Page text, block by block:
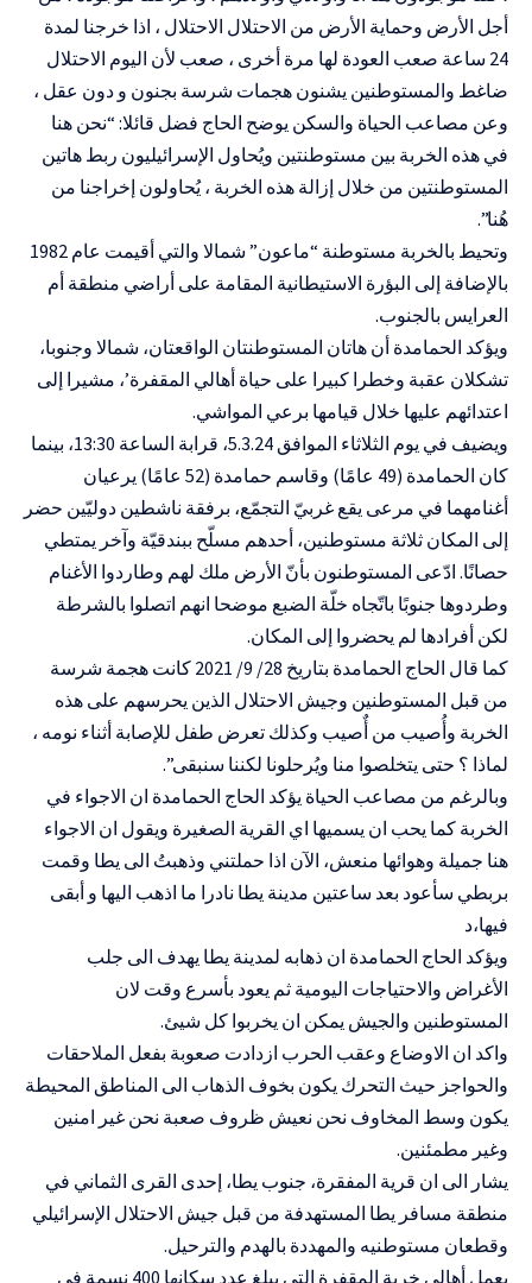
أجل الأرض وحماية الأرض من الاحتلال الاحتلال ، اذا خرجنا لمدة
24 ساعة صعب العودة لها مرة أخرى ، صعب لأن اليوم الاحتلال
ضاغط والمستوطنين يشنون هجمات شرسة بجنون و دون عقل ،
وعن مصاعب الحياة والسكن يوضح الحاج فضل قائلا: “نحن هنا
في هذه الخربة بين مستوطنتين ويُحاول الإسرائيليون ربط هاتين
المستوطنتين من خلال إزالة هذه الخربة ، يُحاولون إخراجنا من
هُنا”.
وتحيط بالخربة مستوطنة “ماعون” شمالا والتي أقيمت عام 1982
بالإضافة إلى البؤرة الاستيطانية المقامة على أراضي منطقة أم
العرايس بالجنوب.
ويؤكد الحمامدة أن هاتان المستوطنتان الواقعتان، شمالا وجنوبا،
تشكلان عقبة وخطرا كبيرا على حياة أهالي المقفرة’، مشيرا إلى
اعتدائهم عليها خلال قيامها برعي المواشي.
ويضيف في يوم الثلاثاء الموافق 5.3.24، قرابة الساعة 13:30، بينما
كان الحمامدة (49 عامًا) وقاسم حمامدة (52 عامًا) يرعيان
أغنامهما في مرعى يقع غربيّ التجمّع، برفقة ناشطين دوليّين حضر
إلى المكان ثلاثة مستوطنين، أحدهم مسلّح ببندقيّة وآخر يمتطي
حصانًا. ادّعى المستوطنون بأنّ الأرض ملك لهم وطاردوا الأغنام
وطردوها جنوبًا باتّجاه خلّة الضبع موضحا انهم اتصلوا بالشرطة
لكن أفرادها لم يحضروا إلى المكان.
كما قال الحاج الحمامدة بتاريخ 28/ 9/ 2021 كانت هجمة شرسة
من قبل المستوطنين وجيش الاحتلال الذين يحرسهم على هذه
الخربة وأُصيب من أٌصيب وكذلك تعرض طفل للإصابة أثناء نومه ،
لماذا ؟ حتى يتخلصوا منا ويُرحلونا لكننا سنبقى”.
وبالرغم من مصاعب الحياة يؤكد الحاج الحمامدة ان الاجواء في
الخربة كما يحب ان يسميها اي القرية الصغيرة ويقول ان الاجواء
هنا جميلة وهوائها منعش، الآن اذا حملتني وذهبتُ الى يطا وقمت
بربطي سأعود بعد ساعتين مدينة يطا نادرا ما اذهب اليها و أبقى
فيها،د
ويؤكد الحاج الحمامدة ان ذهابه لمدينة يطا يهدف الى جلب
الأغراض والاحتياجات اليومية ثم يعود بأسرع وقت لان
المستوطنين والجيش يمكن ان يخربوا كل شيئ.
واكد ان الاوضاع وعقب الحرب ازدادت صعوبة بفعل الملاحقات
والحواجز حيث التحرك يكون بخوف الذهاب الى المناطق المحيطة
يكون وسط المخاوف نحن نعيش ظروف صعبة نحن غير امنين
وغير مطمئنين.
يشار الى ان قرية المفقرة، جنوب يطا، إحدى القرى الثماني في
منطقة مسافر يطا المستهدفة من قبل جيش الاحتلال الإسرائيلي
وقطعان مستوطنيه والمهددة بالهدم والترحيل.
يعمل أهالي خربة المقفرة التي يبلغ عدد سكانها 400 نسمة في